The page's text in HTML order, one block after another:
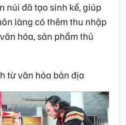
núi đã tạo sinh kế, giúp
làng có thêm thu nhập
hóa, sản phẩm thủ
từ văn hóa bản địa